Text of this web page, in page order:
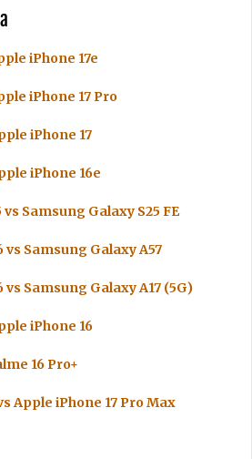
iPhone 17e
iPhone 17 Pro
iPhone 17
iPhone 16e
Samsung Galaxy S25 FE
vs Samsung Galaxy A57
Samsung Galaxy A17 (5G)
iPhone 16
16 Pro+
Apple iPhone 17 Pro Max